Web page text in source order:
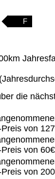
F
die
von
von
von